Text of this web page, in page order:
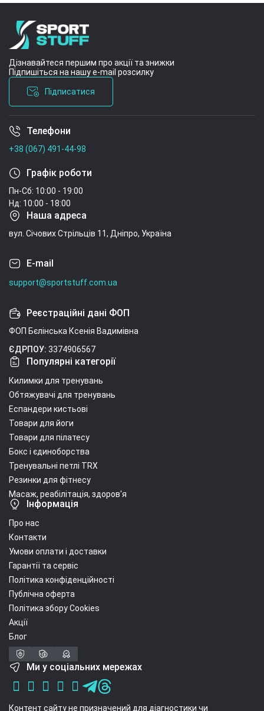
Дізнавайтеся першим про акції та знижки
Підпишіться на нашу e-mail розсилку
Підписатися
Умови угоди
Телефони
+38 (067) 491-44-98
Графік роботи
Пн-Сб: 10:00 - 19:00
Нд: 10:00 - 18:00
Наша адреса
вул. Січових Стрільців 11, Дніпро, Україна
E-mail
support@sportstuff.com.ua
Реєстраційні дані ФОП
ФОП Бєлінська Ксенія Вадимівна
ЄДРПОУ: 3374906567
Популярні категорії
Килимки для тренувань
Обтяжувачі для тренувань
Еспандери кистьові
Товари для йоги
Товари для пілатесу
Бокс і єдиноборства
Тренувальні петлі TRX
Резинки для фітнесу
Масаж, реабілітація, здоров'я
Інформація
Про нас
Контакти
Умови оплати і доставки
Гарантії та сервіс
Політика конфіденційності
Публічна оферта
Політика збору Cookies
Акції
Блог
Ми у соціальних мережах
Контент сайту не призначений для діагностики чи